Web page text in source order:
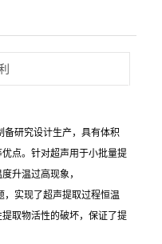
备研究设计生产，具有体积
点。针对超声用于小批量提
升温过高现象，
，实现了超声提取过程恒温
取物活性的破坏，保证了提